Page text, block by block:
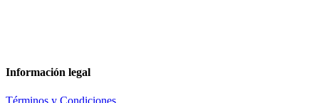
Información legal
Términos y Condiciones